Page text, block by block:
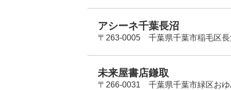
アシーネ千葉長沼
〒263-0005 千葉県千葉市稲毛区長
未来屋書店鎌取
〒266-0031 千葉県千葉市緑区お